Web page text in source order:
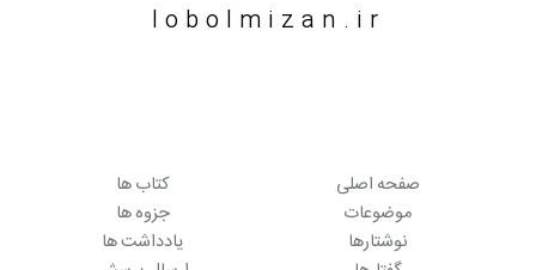
lobolmizan.ir
صفحه اصلی
موضوعات
نوشتارها
کتاب ها
جزوه ها
یادداشت ها